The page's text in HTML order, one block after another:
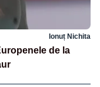
Ionuț Nichita
de la